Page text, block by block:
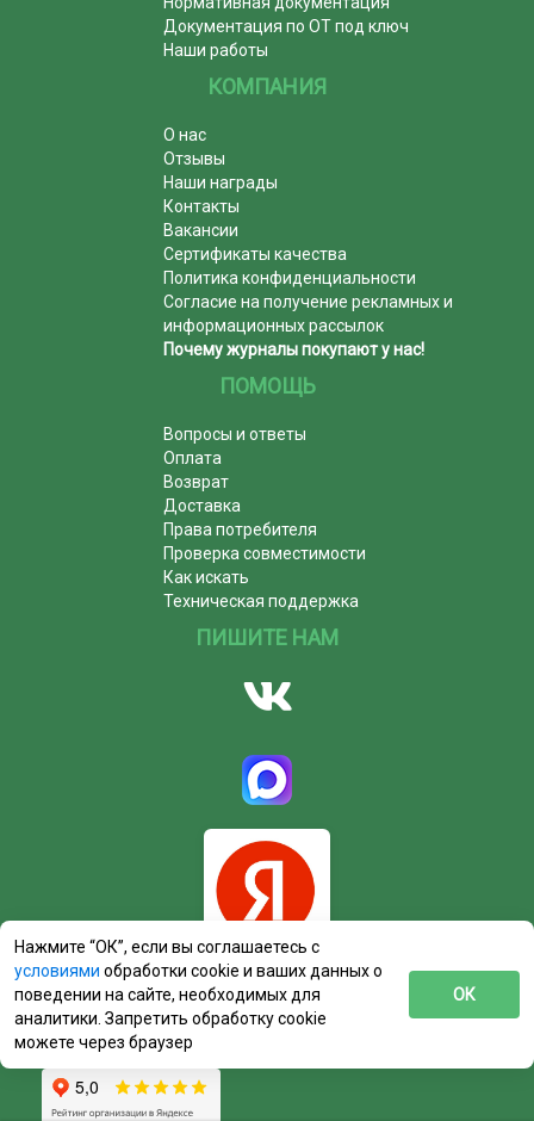
Документация по ОТ под ключ
Наши работы
КОМПАНИЯ
О нас
Отзывы
Наши награды
Контакты
Вакансии
Сертификаты качества
Политика конфиденциальности
Согласие на получение рекламных и
информационных рассылок
Почему журналы покупают у нас!
ПОМОЩЬ
Вопросы и ответы
Оплата
Возврат
Доставка
Права потребителя
Проверка совместимости
Как искать
Техническая поддержка
ПИШИТЕ НАМ
Нажмите “ОК”, если вы соглашаетесь с
условиями обработки cookie и ваших данных о
поведении на сайте, необходимых для
аналитики. Запретить обработку cookie
можете через браузер
ОК